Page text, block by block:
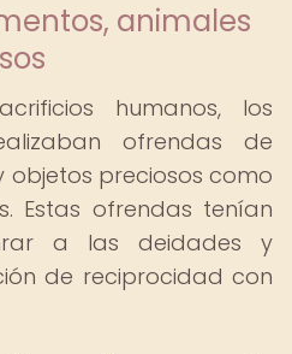
animales
humanos, los
ofrendas de
objetos preciosos como
Estas ofrendas tenían
a las deidades y
de reciprocidad con